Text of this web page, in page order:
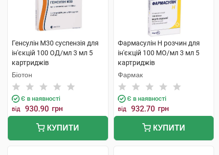
Генсулін М30 суспензія для
ін'єкцій 100 ОД/мл 3 мл 5
картриджів
Біотон
Є в наявності
від 930.90 грн
КУПИТИ
Фармасулін H розчин для
ін'єкцій 100 МО/мл 3 мл 5
картриджів
Фармак
Є в наявності
від 932.70 грн
КУПИТИ